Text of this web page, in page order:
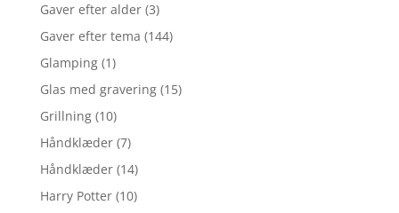
Gaver efter alder (3)
Gaver efter tema (144)
Glamping (1)
Glas med gravering (15)
Grillning (10)
Håndklæder (7)
Håndklæder (14)
Harry Potter (10)